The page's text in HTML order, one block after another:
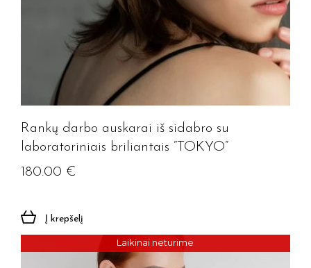
Rankų darbo auskarai iš sidabro su
laboratoriniais briliantais “TOKYO”
180.00 €
Į krepšelį
Laikinai neturime